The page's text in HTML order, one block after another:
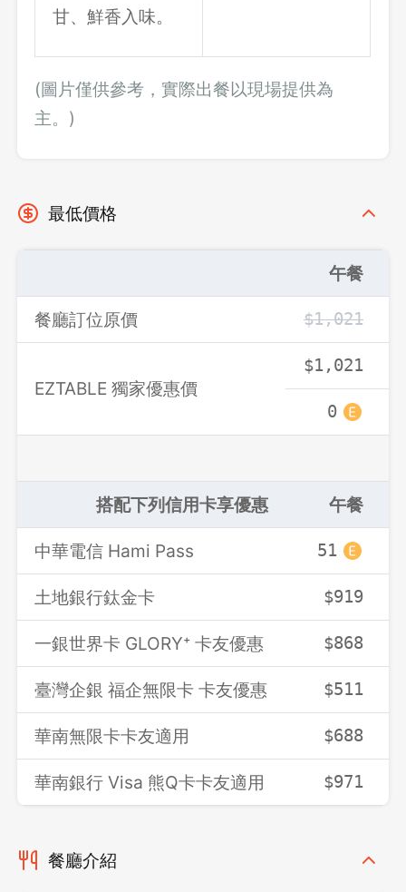
甘、鮮香入味。
(圖片僅供參考，實際出餐以現場提供為
主。)
最低價格
午餐
餐廳訂位原價 $1,021
EZTABLE 獨家優惠價
$1,021
0
搭配下列信用卡享優惠 午餐
中華電信 Hami Pass 51
土地銀行鈦金卡 $919
一銀世界卡 GLORY⁺ 卡友優惠 $868
臺灣企銀 福企無限卡 卡友優惠 $511
華南無限卡卡友適用 $688
華南銀行 Visa 熊Q卡卡友適用 $971
餐廳介紹